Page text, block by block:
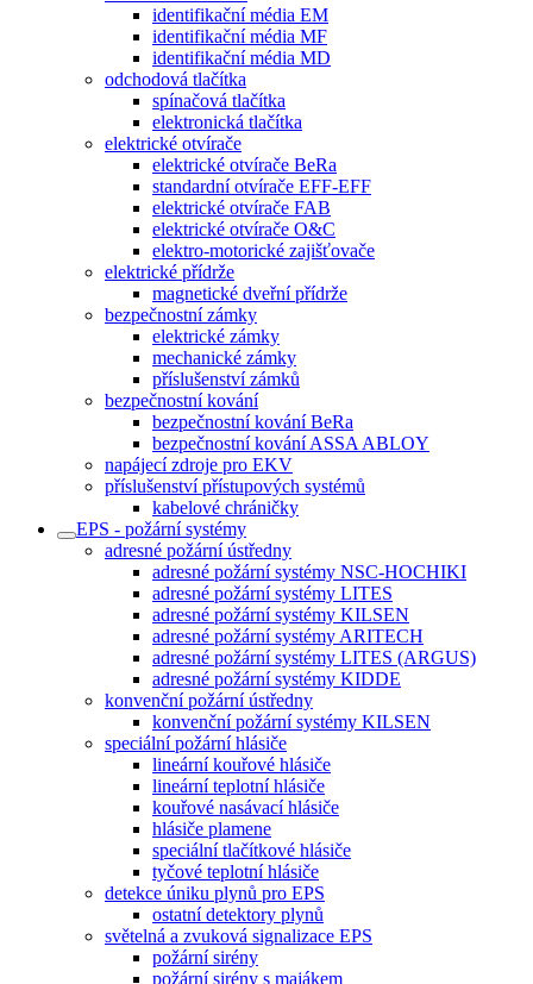
identifikační média EM
identifikační média MF
identifikační média MD
odchodová tlačítka
spínačová tlačítka
elektronická tlačítka
elektrické otvírače
elektrické otvírače BeRa
standardní otvírače EFF-EFF
elektrické otvírače FAB
elektrické otvírače O&C
elektro-motorické zajišťovače
elektrické přídrže
magnetické dveřní přídrže
bezpečnostní zámky
elektrické zámky
mechanické zámky
příslušenství zámků
bezpečnostní kování
bezpečnostní kování BeRa
bezpečnostní kování ASSA ABLOY
napájecí zdroje pro EKV
příslušenství přístupových systémů
kabelové chráničky
EPS - požární systémy
adresné požární ústředny
adresné požární systémy NSC-HOCHIKI
adresné požární systémy LITES
adresné požární systémy KILSEN
adresné požární systémy ARITECH
adresné požární systémy LITES (ARGUS)
adresné požární systémy KIDDE
konvenční požární ústředny
konvenční požární systémy KILSEN
speciální požární hlásiče
lineární kouřové hlásiče
lineární teplotní hlásiče
kouřové nasávací hlásiče
hlásiče plamene
speciální tlačítkové hlásiče
tyčové teplotní hlásiče
detekce úniku plynů pro EPS
ostatní detektory plynů
světelná a zvuková signalizace EPS
požární sirény
požární sirény s majákem